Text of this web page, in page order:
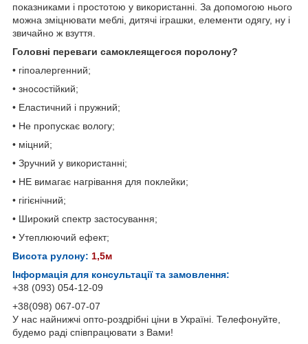
показниками і простотою у використанні. За допомогою нього
можна зміцнювати меблі, дитячі іграшки, елементи одягу, ну і
звичайно ж взуття.
Головні переваги самоклеящегося поролону?
•​​ гіпоалергенний;
•​​ зносостійкий;
•​​ Еластичний і пружний;
•​​ Не пропускає вологу;
•​​ міцний;
•​​ Зручний у використанні;
•​​ НЕ вимагає нагрівання для поклейки;
•​​ гігієнічний;
•​​ Широкий спектр застосування;
•​​ Утеплюючий ефект;
Висота рулону: 1,5м
Інформація для консультації та замовлення:
+38 (093) 054-12-09
+38(098) 067-07-07
У нас найнижчі опто-роздрібні ціни в Україні. Телефонуйте,
будемо раді співпрацювати з Вами!